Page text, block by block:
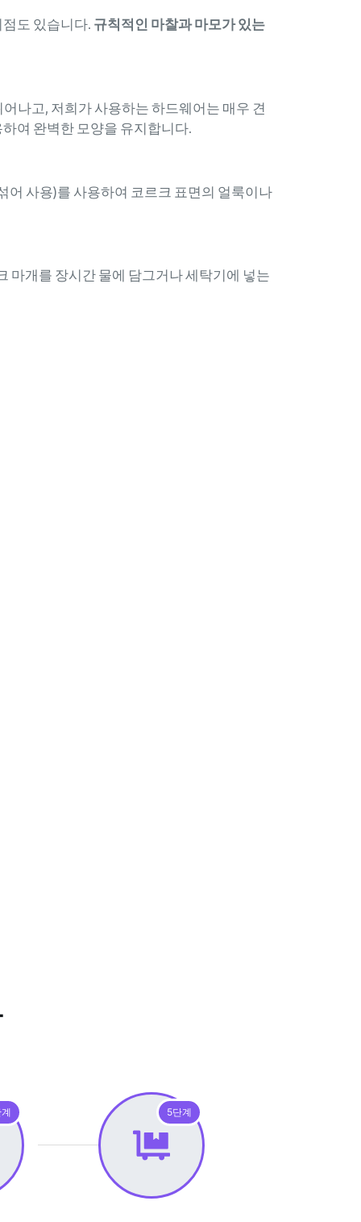
도 있습니다. 규칙적인 마찰과 마모가 있는
나고, 저희가 사용하는 하드웨어는 매우 견
여 완벽한 모양을 유지합니다.
어 사용)를 사용하여 코르크 표면의 얼룩이나
마개를 장시간 물에 담그거나 세탁기에 넣는
5단계